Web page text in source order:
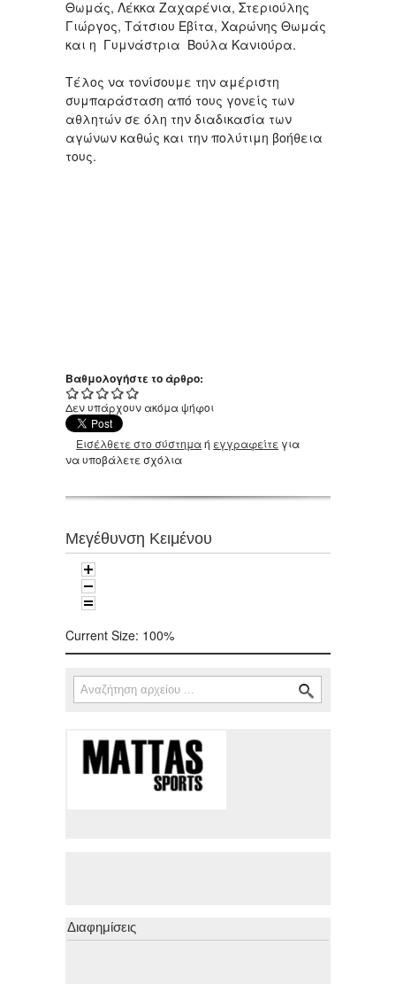
Θωμάς, Λέκκα Ζαχαρένια, Στεριούλης
Γιώργος, Τάτσιου Εβίτα, Χαρώνης Θωμάς
και η Γυμνάστρια Βούλα Κανιούρα.
Τέλος να τονίσουμε την αμέριστη
συμπαράσταση από τους γονείς των
αθλητών σε όλη την διαδικασία των
αγώνων καθώς και την πολύτιμη βοήθεια
τους.
Βαθμολογήστε το άρθρο:
Δεν υπάρχουν ακόμα ψήφοι
Εισέλθετε στο σύστημαή εγγραφείτε για
να υποβάλετε σχόλια
Μεγέθυνση Κειμένου
Current Size: 100%
Φόρμα αναζήτησης
Αναζήτηση
Διαφημίσεις